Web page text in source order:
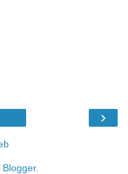
›
Blogger.